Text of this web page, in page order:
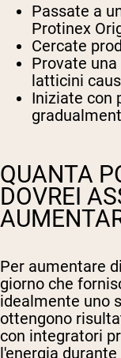
Passate a
Protinex
Cercate
Provate
latticini
Iniziate con
QUANTA
DOVREI
Per aumentare
giorno che
idealmente uno
ottengono
con integratori
l'energia